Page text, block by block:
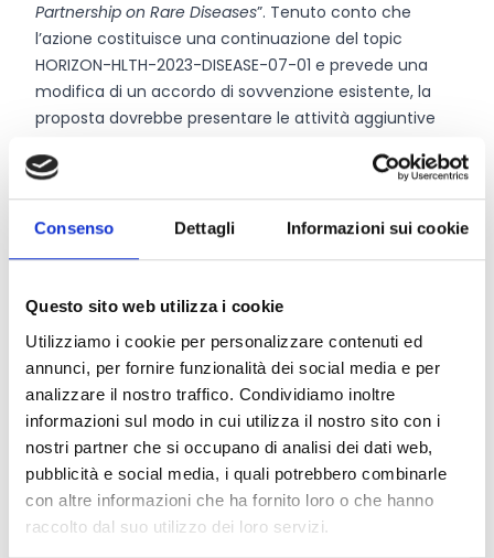
Consenso Dettagli Informazioni sui cookie
Questo sito web utilizza i cookie
Utilizziamo i cookie per personalizzare contenuti ed
annunci, per fornire funzionalità dei social media e per
analizzare il nostro traffico. Condividiamo inoltre
informazioni sul modo in cui utilizza il nostro sito con i
nostri partner che si occupano di analisi dei dati web,
pubblicità e social media, i quali potrebbero combinarle
con altre informazioni che ha fornito loro o che hanno
raccolto dal suo utilizzo dei loro servizi.
Partnership on Rare Diseases”. Tenuto conto che
l’azione costituisce una continuazione del topic
HORIZON-HLTH-2023-DISEASE-07-01 e prevede una
modifica di un accordo di sovvenzione esistente, la
proposta dovrebbe presentare le attività aggiuntive
termini di
revisioni dell’accordo di sovvenzione.
La proposta dovrebbe pertanto presentare le
specifiche attività aggiuntive (inclusi, se del caso,
CONDIVIDI
Conosci Obiettivo Europa?
Prova gratis